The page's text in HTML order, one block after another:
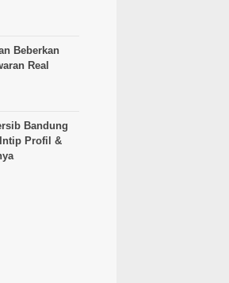
Beberkan
Real
Bandung
Profil &